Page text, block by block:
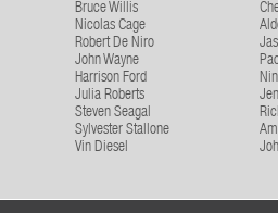
Bruce Willis
Nicolas Cage
Robert De Niro
John Wayne
Harrison Ford
Julia Roberts
Steven Seagal
Sylvester Stallone
Vin Diesel